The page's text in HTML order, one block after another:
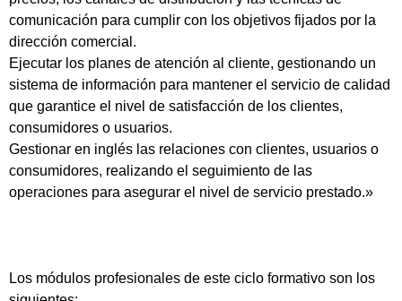
comunicación para cumplir con los objetivos fijados por la
dirección comercial.
Ejecutar los planes de atención al cliente, gestionando un
sistema de información para mantener el servicio de calidad
que garantice el nivel de satisfacción de los clientes,
consumidores o usuarios.
Gestionar en inglés las relaciones con clientes, usuarios o
consumidores, realizando el seguimiento de las
operaciones para asegurar el nivel de servicio prestado.»
Los módulos profesionales de este ciclo formativo son los